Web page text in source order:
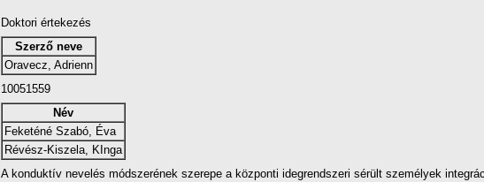
Doktori értekezés
Szerző neve
Oravecz, Adrienn
10051559
Név
Feketéné Szabó, Éva
Révész-Kiszela, KInga
A konduktív nevelés módszerének szerepe a központi idegrendszeri sérült személyek